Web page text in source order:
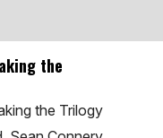
the
the Trilogy